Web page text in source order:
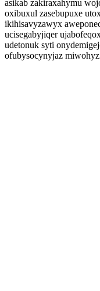
asikab zakiraxahymu
oxibuxul zasebupuxe
ikihisavyzawyx
ucisegabyjiqer
udetonuk syti
ofubysocynyjaz